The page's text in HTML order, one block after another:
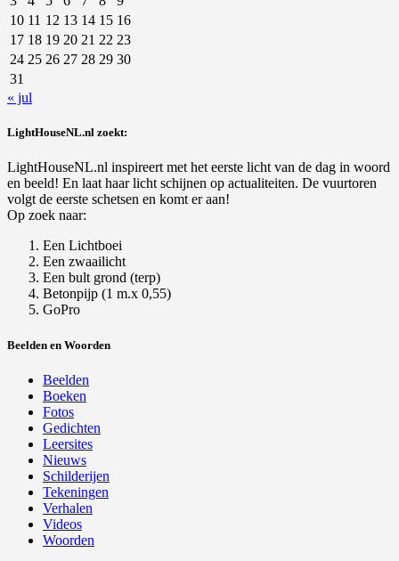
10 11 12 13 14 15 16
17 18 19 20 21 22 23
24 25 26 27 28 29 30
31
« jul
LightHouseNL.nl zoekt:
LightHouseNL.nl inspireert met het eerste licht van de dag in woord
en beeld! En laat haar licht schijnen op actualiteiten. De vuurtoren
volgt de eerste schetsen en komt er aan!
Op zoek naar:
Een Lichtboei
Een zwaailicht
Een bult grond (terp)
Betonpijp (1 m.x 0,55)
GoPro
Beelden en Woorden
Beelden
Boeken
Fotos
Gedichten
Leersites
Nieuws
Schilderijen
Tekeningen
Verhalen
Videos
Woorden